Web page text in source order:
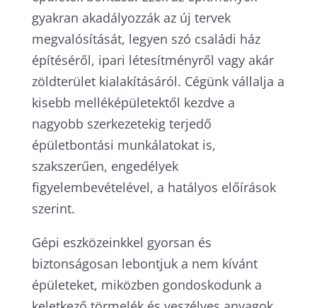
gyakran akadályozzák az új tervek
megvalósítását, legyen szó családi ház
építéséről, ipari létesítményről vagy akár
zöldterület kialakításáról. Cégünk vállalja a
kisebb melléképületektől kezdve a
nagyobb szerkezetekig terjedő
épületbontási munkálatokat is,
szakszerűen, engedélyek
figyelembevételével, a hatályos előírások
szerint.
Gépi eszközeinkkel gyorsan és
biztonságosan lebontjuk a nem kívánt
épületeket, miközben gondoskodunk a